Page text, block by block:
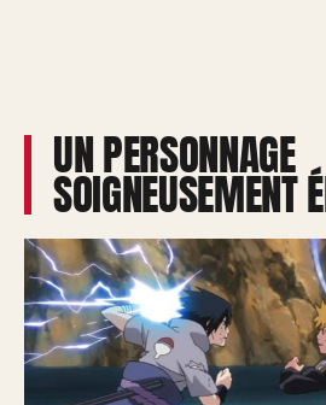
UN PERSONNAGE
SOIGNEUSEMENT